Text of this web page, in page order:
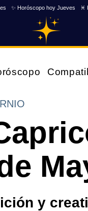
✨ Horóscopo hoy Jueves ♓
y